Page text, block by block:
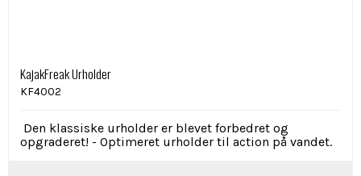
KajakFreak Urholder
KF4002
Den klassiske urholder er blevet forbedret og
opgraderet! - Optimeret urholder til action på vandet.